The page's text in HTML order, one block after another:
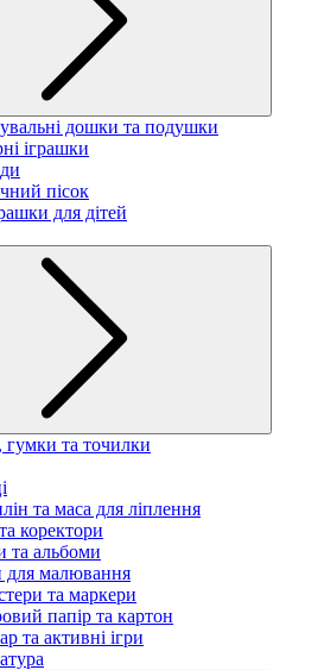
дошки та подушки
іграшки
пісок
для дітей
гумки та точилки
та маса для ліплення
коректори
та альбоми
для малювання
та маркери
папір та картон
та активні ігри